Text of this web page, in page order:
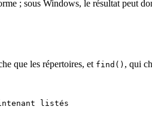
; sous Windows, le résultat peut
que les répertoires, et find() , qui